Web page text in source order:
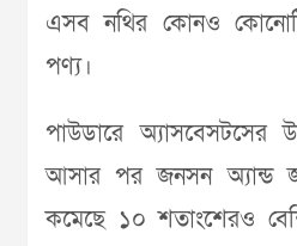
এসব নথির কোনও কোনোটি
পণ্য।
পাউডারে অ্যাসবেসটসের
আসার পর জনসন অ্যান্ড
কমেছে ১০ শতাংশেরও